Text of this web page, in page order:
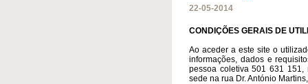
22-05-2014
CONDIÇÕES GERAIS DE
Ao aceder a este site o
informações, dados e
pessoa coletiva 501 631 151,
sede na rua Dr. António